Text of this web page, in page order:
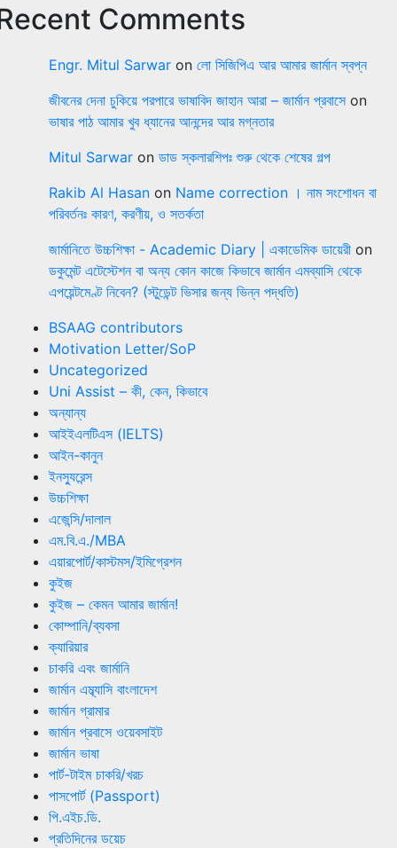
Comments
Engr. Mitul Sarwar on লো সিজিপিএ আর আমার জার্মান স্বপ্ন
জীবনের দেনা চুকিয়ে পরপারে ভাষাবিদ জাহান আরা – জার্মান প্রবাসেon
ভাষার পাঠ আমার খুব ধ্যানের আনন্দের আর মগ্নতার
Mitul Sarwar on ডাড স্কলারশিপঃ শুরু থেকে শেষের গল্প
Rakib Al Hasan on Name correction । নাম সংশোধন বা
পরিবর্তনঃ কারণ, করণীয়, ও সতর্কতা
জার্মানিতে উচ্চশিক্ষা - Academic Diary | একাডেমিক ডায়েরী on
ডকুমেন্ট এটেস্টেশন বা অন্য কোন কাজে কিভাবে জার্মান এমব্যাসি থেকে
এপয়েন্টমেণ্ট নিবেন? (স্টুডেন্ট ভিসার জন্য ভিন্ন পদ্ধতি)
BSAAG contributors
Motivation Letter/SoP
Uncategorized
Uni Assist – কী, কেন, কিভাবে
অন্যান্য
আইইএলটিএস (IELTS)
আইন-কানুন
ইনস্যুরেন্স
উচ্চশিক্ষা
এজেন্সি/দালাল
এম.বি.এ./MBA
এয়ারপোর্ট/কাস্টমস/ইমিগ্রেশন
কুইজ
কুইজ – কেমন আমার জার্মান!
কোম্পানি/ব্যবসা
ক্যারিয়ার
চাকরি এবং জার্মানি
জার্মান এম্ব্যাসি বাংলাদেশ
জার্মান গ্রামার
জার্মান প্রবাসে ওয়েবসাইট
জার্মান ভাষা
পার্ট-টাইম চাকরি/খরচ
পাসপোর্ট (Passport)
পি.এইচ.ডি.
প্রতিদিনের ডয়েচ